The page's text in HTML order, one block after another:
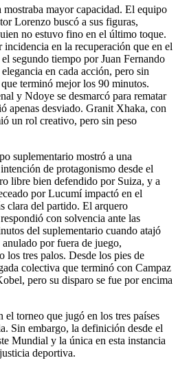
mayor capacidad. El equipo
Lorenzo buscó a sus figuras,
no estuvo fino en el último toque.
en la recuperación que en el
segundo tiempo por Juan Fernando
en cada acción, pero sin
terminó mejor los 90 minutos.
y Ndoye se desmarcó para rematar
apenas desviado. Granit Xhaka, con
un rol creativo, pero sin peso
suplementario mostró a una
de protagonismo desde el
libre bien defendido por Suiza, y a
por Lucumí impactó en el
clara del partido. El arquero
con solvencia ante las
del suplementario cuando atajó
por fuera de juego,
los tres palos. Desde los pies de
colectiva que terminó con Campaz
pero su disparo se fue por encima
torneo que jugó en los tres países
Sin embargo, la definición desde el
Mundial y la única en esta instancia
deportiva.